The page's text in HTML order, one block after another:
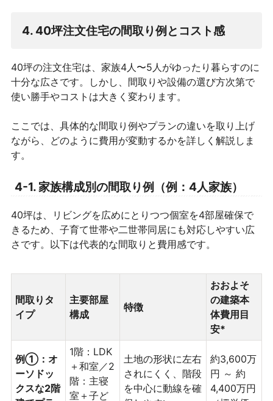
4. 40坪注文住宅の間取り例とコスト感
40坪の注文住宅は、家族4人〜5人がゆったり暮らすのに
十分な広さです。しかし、間取りや設備の選び方次第で
使い勝手やコストは大きく変わります。
ここでは、具体的な間取り例やプランの違いを取り上げ
ながら、どのように費用が変動するかを詳しく解説しま
す。
4-1. 家族構成別の間取り例（例：4人家族）
40坪は、リビングを広めにとりつつ個室を4部屋確保で
きるため、子育て世帯や二世帯同居にも対応しやすい広
さです。以下は代表的な間取りと費用感です。
間取りタ
イプ
主要部屋
構成
特徴
おおよそ
の建築本
体費用目
安*
例①：オ
ーソドッ
クスな2階
1階：LDK
＋和室／2
階：主寝
室＋子ど
土地の形状に左右
されにくく、階段
を中心に動線を確
約3,600万
円 ～ 約
4,400万円